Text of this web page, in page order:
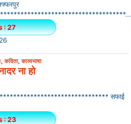
: 27
,कविता,काव्यभाषा
ना हो
सफाई
: 23